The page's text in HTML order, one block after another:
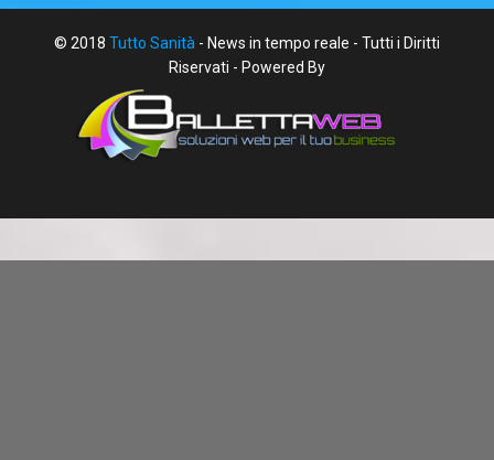
© 2018 Tutto Sanità - News in tempo reale - Tutti i Diritti
Riservati - Powered By